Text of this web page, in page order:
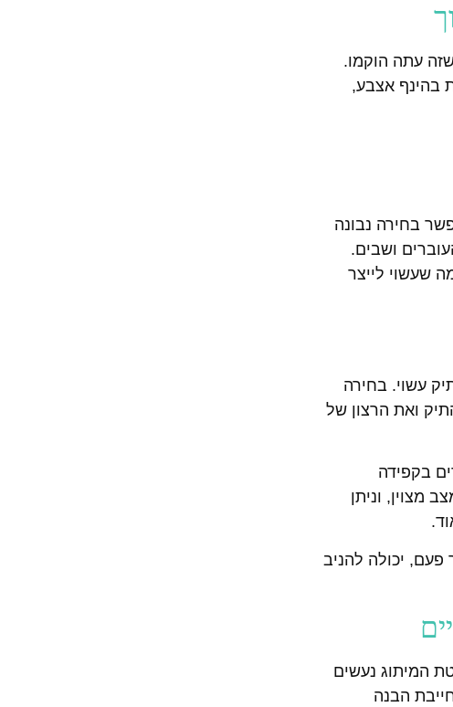
עתה הוקמו.
בהינף אצבע,
בחירה נבונה
ושבים.
שעשוי לייצר
עשוי. בחירה
ואת הרצון של
בקפידה
מצוין, וניתן
פעם, יכולה להניב
המיתוג נעשים
הבנה